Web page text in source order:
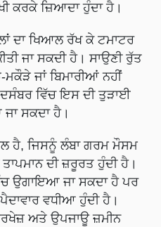
ਕਰਕੇ ਜ਼ਿਆਦਾ ਹੁੰਦਾ ਹੈ।
ਦਾ ਖਿਆਲ ਰੱਖ ਕੇ ਟਮਾਟਰ
ਜਾ ਸਕਦੀ ਹੈ। ਸਾਉਣੀ ਰੁੱਤ
ਜਾਂ ਬਿਮਾਰੀਆਂ ਨਹੀਂ
ਵਿੱਚ ਇਸ ਦੀ ਤੁੜਾਈ
ਸਕਦਾ ਹੈ।
ਹੈ, ਜਿਸਨੂੰ ਲੰਬਾ ਗਰਮ ਮੌਸਮ
ਦੀ ਜ਼ਰੂਰਤ ਹੁੰਦੀ ਹੈ।
ਉਗਾਇਆ ਜਾ ਸਕਦਾ ਹੈ ਪਰ
ਵਧੀਆ ਹੁੰਦੀ ਹੈ।
ਅਤੇ ਉਪਜਾਊ ਜ਼ਮੀਨ